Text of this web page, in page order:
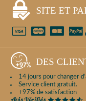
SITE ET
DES
14 jours pour changer
Service client gratuit.
+97% de satisfaction